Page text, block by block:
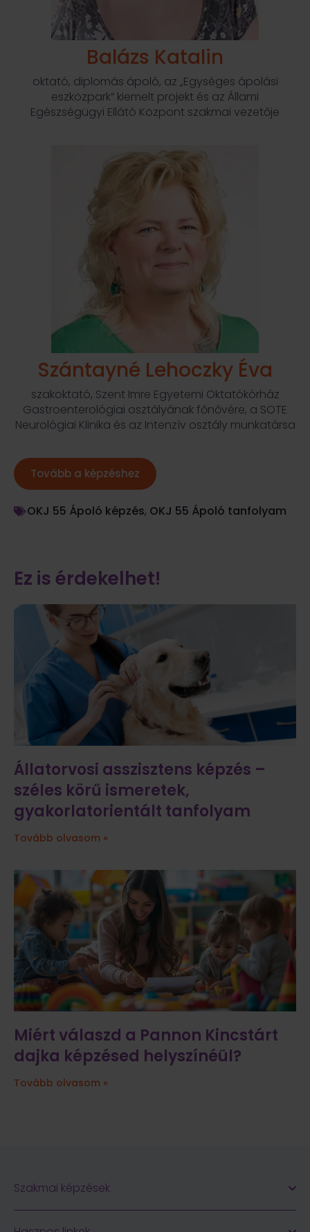
Balázs Katalin
oktató, diplomás ápoló, az „Egységes ápolási
eszközpark” kiemelt projekt és az Állami
Egészségügyi Ellátó Központ szakmai vezetője
Szántayné Lehoczky Éva
szakoktató, Szent Imre Egyetemi Oktatókórház
Gastroenterológiai osztályának főnővére, a SOTE
Neurológiai Klinika és az Intenzív osztály munkatársa
Tovább a képzéshez
OKJ 55 Ápoló képzés, OKJ 55 Ápoló tanfolyam
Ez is érdekelhet!
Állatorvosi asszisztens képzés –
széles körű ismeretek,
gyakorlatorientált tanfolyam
Tovább olvasom »
Miért válaszd a Pannon Kincstárt
dajka képzésed helyszínéül?
Tovább olvasom »
Szakmai képzések